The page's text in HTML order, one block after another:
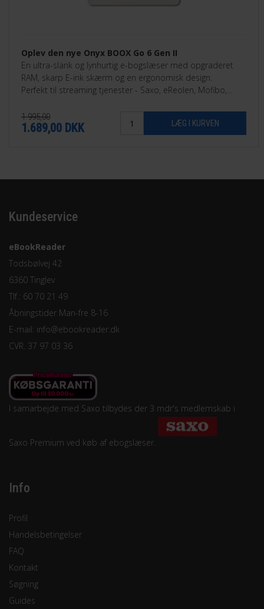
Oplev den nye Onyx BOOX Go 6 Gen II
En ultra-slank og lynhurtig e-bogslæser med opgraderet
RAM, skarp E-ink skærm og en ergonomisk design.
Perfekt til streaming tjenester - Saxo, eReolen, Mofibo,
1.995,00
1.689,00 DKK
Kundeservice
eBookReader
Todsbølvej 42
6360 Tinglev
Tlf.: 60 70 21 49
Åbningstider Man-fre 8-16
E-mail: info@ebookreader.dk
CVR. 37 97 03 36
I samarbejde med Saxo tilbydes der 3 mdr's medlemskab i
Saxo Premium ved køb af ebogslæser.
Info
Profil
Handelsbetingelser
FAQ
Kontakt
Søgning
Guides